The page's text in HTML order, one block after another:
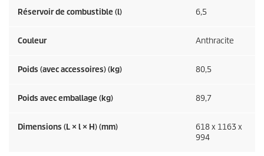
Réservoir de combustible (l) 6,5
Couleur Anthracite
Poids (avec accessoires) (kg) 80,5
Poids avec emballage (kg) 89,7
Dimensions (L × l × H) (mm)
618 x 1163 x
994